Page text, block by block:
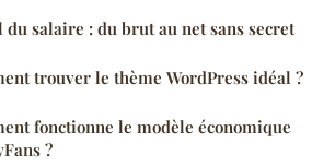
du salaire : du brut au net sans secret
trouver le thème WordPress idéal ?
fonctionne le modèle économique
?